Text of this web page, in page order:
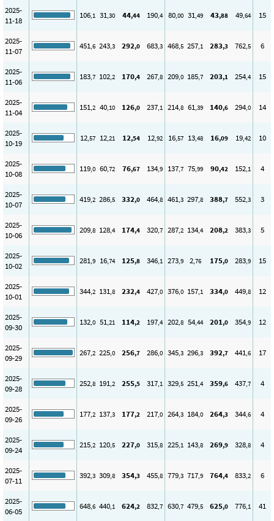
2025-
11-18
106,1 31,30 44,44 190,4 80,00 31,49 43,88 49,64 15
2025-
11-07
451,6 243,3 292,0 683,3 468,5 257,1 283,3 762,5 6
2025-
11-06
183,7 102,2 170,4 267,8 209,0 185,7 203,1 254,4 15
2025-
11-04
151,2 40,10 126,0 237,1 214,8 61,39 140,6 294,0 14
2025-
10-19
12,57 12,21 12,54 12,92 16,57 13,48 16,09 19,42 10
2025-
10-08
119,0 60,72 76,67 134,9 137,7 75,99 90,42 152,1 4
2025-
10-07
419,2 286,5 332,0 464,8 461,3 297,8 388,7 552,3 3
2025-
10-06
209,8 128,4 174,4 320,7 287,2 134,4 208,2 383,3 5
2025-
10-02
281,9 16,74 125,8 346,1 273,9 2,76 175,0 283,9 15
2025-
10-01
344,2 131,8 232,4 427,0 376,0 157,1 334,0 449,8 12
2025-
09-30
132,0 51,21 114,2 197,4 202,8 54,44 201,0 354,9 12
2025-
09-29
267,2 225,0 256,7 286,0 345,3 296,3 392,7 441,6 17
2025-
09-28
252,8 191,2 255,5 317,1 329,5 251,4 359,6 437,7 4
2025-
09-26
177,2 137,3 177,2 217,0 264,3 184,0 264,3 344,6 4
2025-
09-24
215,2 120,5 227,0 315,8 225,1 143,8 269,9 328,8 4
2025-
07-11
392,3 309,8 354,3 455,8 779,3 717,9 764,4 833,2 6
2025-
06-05
648,6 440,1 624,2 832,7 630,7 479,5 625,0 776,1 41